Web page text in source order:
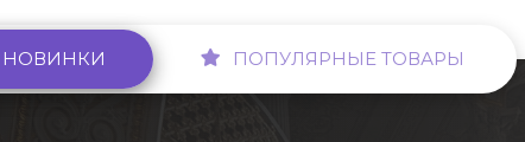
НОВИНКИ ПОПУЛЯРНЫЕ ТОВАРЫ